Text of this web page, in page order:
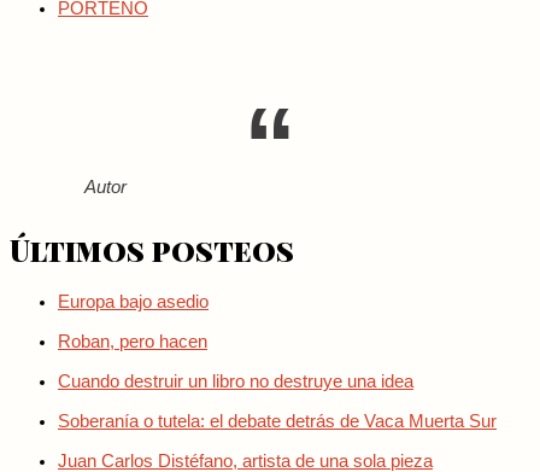
PORTEÑO
Autor
Últimos posteos
Europa bajo asedio
Roban, pero hacen
Cuando destruir un libro no destruye una idea
Soberanía o tutela: el debate detrás de Vaca Muerta Sur
Juan Carlos Distéfano, artista de una sola pieza